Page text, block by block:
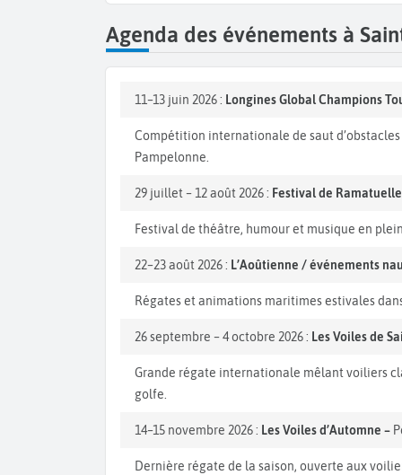
Agenda des événements à
11–13 juin 2026 : Longines Global Champions
Compétition internationale de saut
Pampelonne.
29 juillet – 12 août 2026 : Festival de Ramatuelle
Festival de théâtre, humour et musique en
22–23 août 2026 : L’Aoûtienne / événements
Régates et animations maritimes estivales
26 septembre – 4 octobre 2026 : Les Voiles de
Grande régate internationale mêlant voiliers
golfe.
14–15 novembre 2026 : Les Voiles d’Automne –
Dernière régate de la saison, ouverte aux